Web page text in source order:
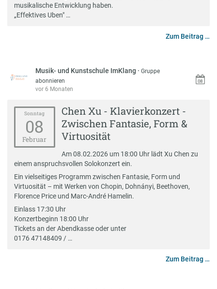
musikalische Entwicklung haben.
„Effektives Uben" …
Zum Beitrag …
Musik- und Kunstschule ImKlang ·Gruppe
abonnieren
vor 6 Monaten
Sonntag
08
Februar
Chen Xu - Klavierkonzert -
Zwischen Fantasie, Form &
Virtuosität
Am 08.02.2026 um 18:00 Uhr lädt Xu Chen zu
einem anspruchsvollen Solokonzert ein.
Ein vielseitiges Programm zwischen Fantasie, Form und
Virtuosität – mit Werken von Chopin, Dohnányi, Beethoven,
Florence Price und Marc-André Hamelin.
Einlass 17:30 Uhr
Konzertbeginn 18:00 Uhr
Tickets an der Abendkasse oder unter
0176 47148409 / …
Zum Beitrag …